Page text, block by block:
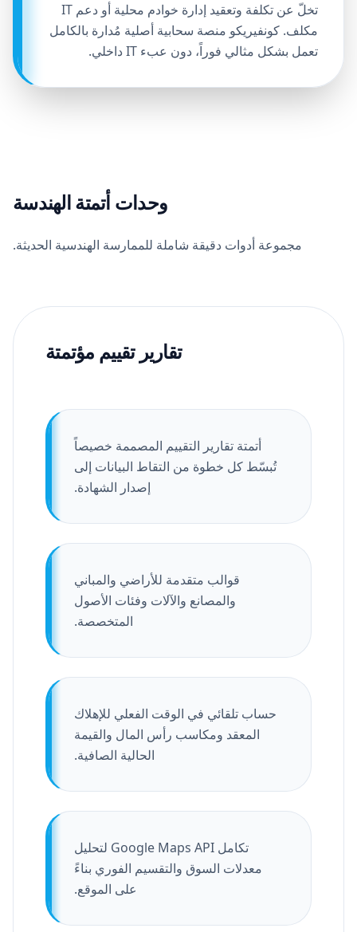
تخلّ عن تكلفة وتعقيد إدارة خوادم محلية أو دعم IT
مكلف. كونفيريكو منصة سحابية أصلية مُدارة بالكامل
تعمل بشكل مثالي فوراً، دون عبء IT داخلي.
وحدات أتمتة الهندسة
مجموعة أدوات دقيقة شاملة للممارسة الهندسية الحديثة.
تقارير تقييم مؤتمتة
أتمتة تقارير التقييم المصممة خصيصاً
تُبسّط كل خطوة من التقاط البيانات إلى
إصدار الشهادة.
قوالب متقدمة للأراضي والمباني
والمصانع والآلات وفئات الأصول
المتخصصة.
حساب تلقائي في الوقت الفعلي للإهلاك
المعقد ومكاسب رأس المال والقيمة
الحالية الصافية.
تكامل Google Maps API لتحليل
معدلات السوق والتقسيم الفوري بناءً
على الموقع.